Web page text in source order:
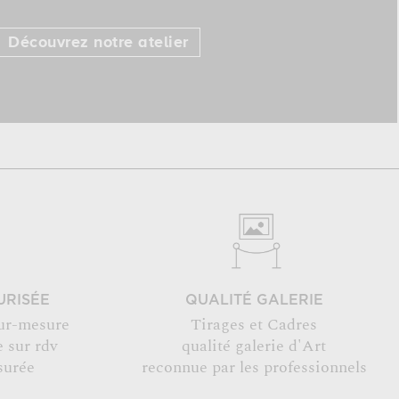
Découvrez notre atelier
mesure
sur rdv
QUALITÉ GALERIE
Tirages et Cadres
qualité galerie d'Art
reconnue par les professionnels